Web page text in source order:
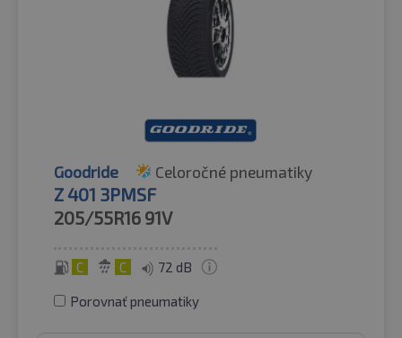
Goodride Celoročné pneumatiky
Z 401 3PMSF
205/55R16 91V
C C 72 dB
Porovnať pneumatiky